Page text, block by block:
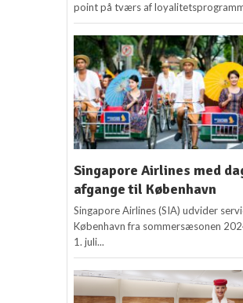
point på tværs af
Singapore Airlines med
afgange til København
Singapore Airlines (SIA) udvider
København fra sommersæsonen
1. juli...